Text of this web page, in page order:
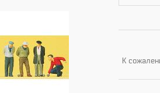
К